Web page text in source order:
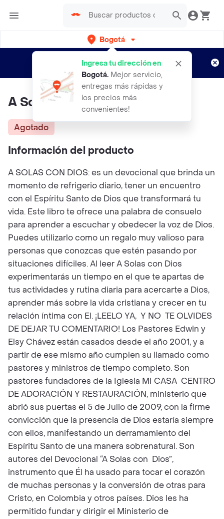
Bogotá
Ingresa tu dirección en
Bogotá. Mejor servicio,
entregas más rápidas y
los precios más
convenientes!
envíos gratis por semanas
Aplican TyC
A Solas Con Dios - Enero
Agotado
Información del producto
A SOLAS CON DIOS: es un devocional que brinda un
momento de refrigerio diario, tener un encuentro
con el Espíritu Santo de Dios que transformará tu
vida. Este libro te ofrece una palabra de consuelo
para aprender a escuchar y obedecer la voz de Dios.
Puedes utilizarlo como un regalo muy valioso para
personas que conozcas que estén pasando por
situaciones difíciles. Al leer A Solas con Dios
experimentarás un tiempo en el que te apartas de
tus actividades y rutina diaria para acercarte a Dios,
aprender más sobre la vida cristiana y crecer en tu
relación íntima con El. ¡LEELO YA, Y NO TE OLVIDES
DE DEJAR TU COMENTARIO! Los Pastores Edwin y
Elsy Chávez están casados desde el año 2001, y a
partir de ese mismo año cumplen su llamado como
pastores y ministros de tiempo completo. Son
pastores fundadores de la Iglesia MI CASA CENTRO
DE ADORACIÓN Y RESTAURACIÓN, ministerio que
abrió sus puertas el 5 de Julio de 2009, con la firme
convicción que la presencia de Dios estaría siempre
con ellos, manifestando un derramamiento del
Espíritu Santo de una manera sobrenatural. Son
autores del Devocional “A Solas con Dios”,
instrumento que Él ha usado para tocar el corazón
de muchas personas y la conversión de otras para
Cristo, en Colombia y otros países. Dios les ha
permitido fundar y dirigir el Ministerio de